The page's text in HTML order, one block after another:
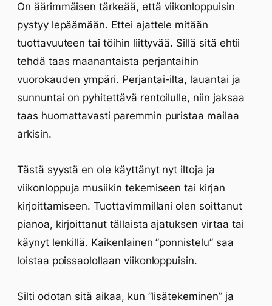
On äärimmäisen tärkeää, että viikonloppuisin
pystyy lepäämään. Ettei ajattele mitään
tuottavuuteen tai töihin liittyvää. Sillä sitä ehtii
tehdä taas maanantaista perjantaihin
vuorokauden ympäri. Perjantai-ilta, lauantai ja
sunnuntai on pyhitettävä rentoilulle, niin jaksaa
taas huomattavasti paremmin puristaa mailaa
arkisin.
Tästä syystä en ole käyttänyt nyt iltoja ja
viikonloppuja musiikin tekemiseen tai kirjan
kirjoittamiseen. Tuottavimmillani olen soittanut
pianoa, kirjoittanut tällaista ajatuksen virtaa tai
käynyt lenkillä. Kaikenlainen ”ponnistelu” saa
loistaa poissaolollaan viikonloppuisin.
Silti odotan sitä aikaa, kun ”lisätekeminen” ja